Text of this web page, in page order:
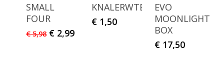
SMALL
FOUR
€5,98 Oorspronkelijke
€2,99Huidige
KNALERWTEN
€ 1,50
EVO
MOONLIGHT
BOX
€ 17,50